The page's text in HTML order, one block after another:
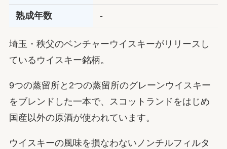
熟成年数 ‐
埼玉・秩父のベンチャーウイスキーがリリースし
ているウイスキー銘柄。
9つの蒸留所と2つの蒸留所のグレーンウイスキー
をブレンドした一本で、スコットランドをはじめ
国産以外の原酒が使われています。
ウイスキーの風味を損なわないノンチルフィルタ